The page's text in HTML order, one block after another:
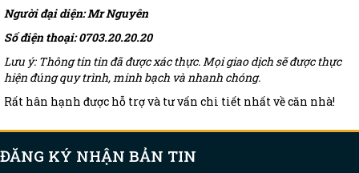
Người đại diện: Mr Nguyên
Số điện thoại: 0703.20.20.20
Lưu ý: Thông tin tin đã được xác thực. Mọi giao dịch sẽ được thực
hiện đúng quy trình, minh bạch và nhanh chóng.
Rất hân hạnh được hỗ trợ và tư vấn chi tiết nhất về căn nhà!
ĐĂNG KÝ NHẬN BẢN TIN